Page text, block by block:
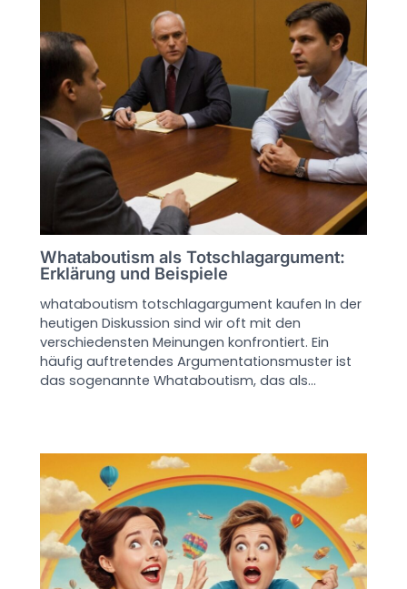
Whataboutism als Totschlagargument:
Erklärung und Beispiele
whataboutism totschlagargument kaufen In der
heutigen Diskussion sind wir oft mit den
verschiedensten Meinungen konfrontiert. Ein
häufig auftretendes Argumentationsmuster ist
das sogenannte Whataboutism, das als…